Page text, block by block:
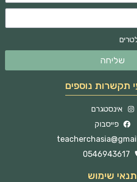
שליחה
תקשרות נוספים
אינסטגרם
פייסבוק
0546943617
תנאי שימוש